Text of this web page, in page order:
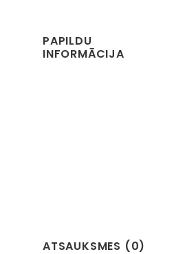
PAPILDU
INFORMĀCIJA
ATSAUKSMES (0)